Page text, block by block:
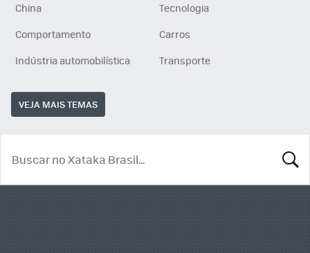
China
Tecnologia
Comportamento
Carros
Indústria automobilística
Transporte
VEJA MAIS TEMAS